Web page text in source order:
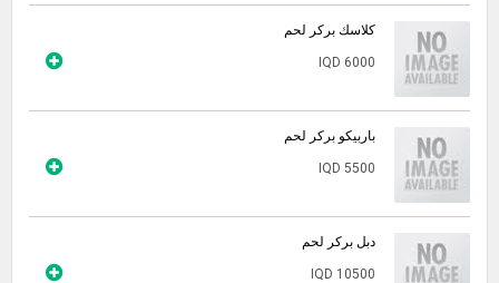
كلاسك بركر لحم
IQD 6000
باربيكو بركر لحم
IQD 5500
دبل بركر لحم
IQD 10500